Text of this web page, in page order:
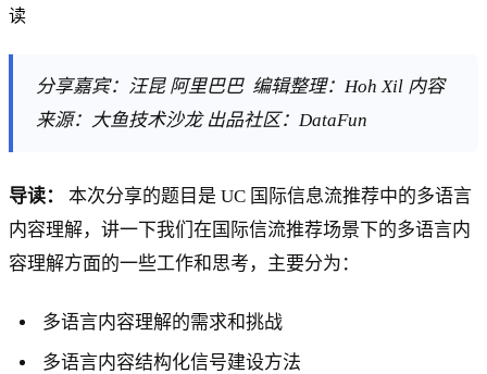
读
分享嘉宾：汪昆 阿里巴巴 编辑整理：Hoh Xil 内容
来源：大鱼技术沙龙 出品社区：DataFun
导读：
本次分享的题目是 UC 国际信息流推荐中的多语言
内容理解，讲一下我们在国际信流推荐场景下的多语言内
容理解方面的一些工作和思考，主要分为：
多语言内容理解的需求和挑战
多语言内容结构化信号建设方法